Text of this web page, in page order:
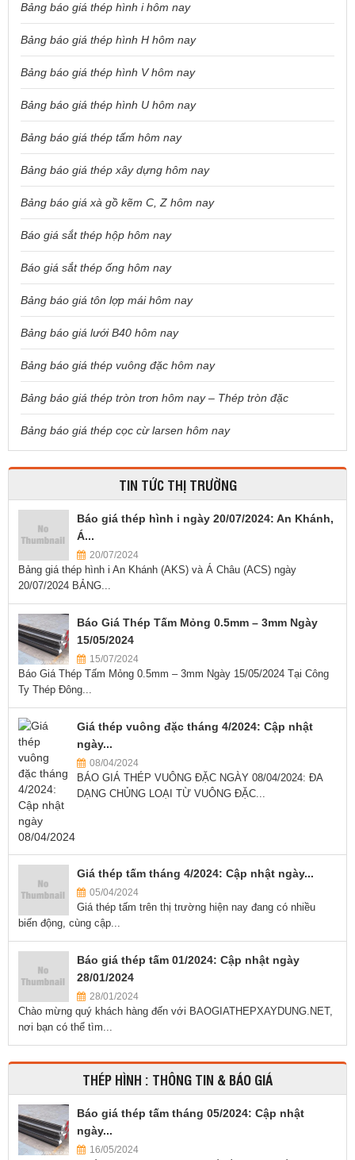
Bảng báo giá thép hình i hôm nay
Bảng báo giá thép hình H hôm nay
Bảng báo giá thép hình V hôm nay
Bảng báo giá thép hình U hôm nay
Bảng báo giá thép tấm hôm nay
Bảng báo giá thép xây dựng hôm nay
Bảng báo giá xà gồ kẽm C, Z hôm nay
Báo giá sắt thép hộp hôm nay
Báo giá sắt thép ống hôm nay
Bảng báo giá tôn lợp mái hôm nay
Bảng báo giá lưới B40 hôm nay
Bảng báo giá thép vuông đặc hôm nay
Bảng báo giá thép tròn trơn hôm nay – Thép tròn đặc
Bảng báo giá thép cọc cừ larsen hôm nay
TIN TỨC THỊ TRƯỜNG
Báo giá thép hình i ngày 20/07/2024: An Khánh,
Á...
20/07/2024
Bảng giá thép hình i An Khánh (AKS) và Á Châu (ACS) ngày
20/07/2024 BẢNG...
Báo Giá Thép Tấm Mỏng 0.5mm – 3mm Ngày
15/05/2024
15/07/2024
Báo Giá Thép Tấm Mỏng 0.5mm – 3mm Ngày 15/05/2024 Tại Công
Ty Thép Đông...
Giá thép vuông đặc tháng 4/2024: Cập nhật
ngày...
08/04/2024
BÁO GIÁ THÉP VUÔNG ĐẶC NGÀY 08/04/2024: ĐA
DẠNG CHỦNG LOẠI TỪ VUÔNG ĐẶC...
Giá thép tấm tháng 4/2024: Cập nhật ngày...
05/04/2024
Giá thép tấm trên thị trường hiện nay đang có nhiều
biến động, cùng cập...
Báo giá thép tấm 01/2024: Cập nhật ngày
28/01/2024
28/01/2024
Chào mừng quý khách hàng đến với BAOGIATHEPXAYDUNG.NET,
nơi bạn có thể tìm...
THÉP HÌNH : THÔNG TIN & BÁO GIÁ
Báo giá thép tấm tháng 05/2024: Cập nhật
ngày...
16/05/2024